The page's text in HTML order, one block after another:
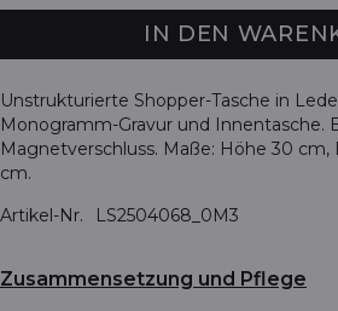
IN DEN
Unstrukturierte Shopper-Tasche in
Monogramm-Gravur und Innentasche.
Magnetverschluss. Maße: Höhe 30 cm,
cm.
Artikel-Nr.
LS2504068_0M3
Zusammensetzung und Pflege